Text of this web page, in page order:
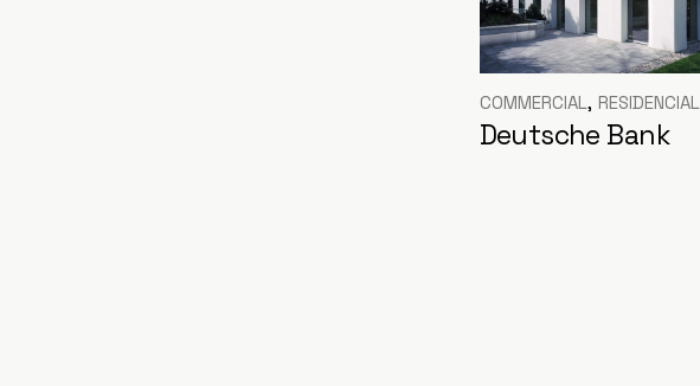
COMMERCIAL RESIDENCIAL
Deutsche Bank